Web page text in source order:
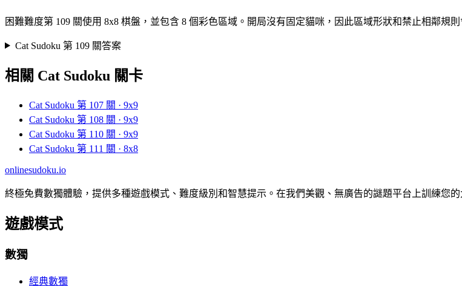
困難難度第 109 關使用 8x8 棋盤，並包含 8 個彩色區域。開局沒有固定貓咪，因此區域形狀和禁止相鄰規
Cat Sudoku 第 109 關答案
相關 Cat Sudoku 關卡
Cat Sudoku 第 107 關 · 9x9
Cat Sudoku 第 108 關 · 9x9
Cat Sudoku 第 110 關 · 9x9
Cat Sudoku 第 111 關 · 8x8
onlinesudoku.io
終極免費數獨體驗，提供多種遊戲模式、難度級別和智慧提示。在我們美觀、無廣告的謎題平台上訓練您的
遊戲模式
數獨
經典數獨